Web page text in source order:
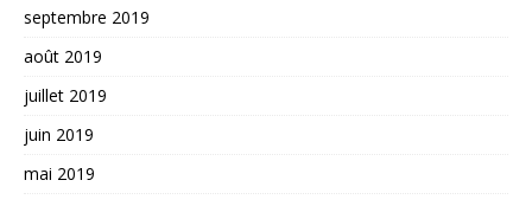
septembre 2019
août 2019
juillet 2019
juin 2019
mai 2019